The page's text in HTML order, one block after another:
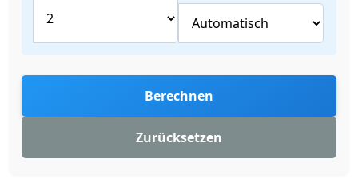
Berechnen
Zurücksetzen